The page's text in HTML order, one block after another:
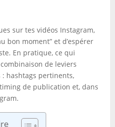
sur tes vidéos Instagram,
bon moment” et d’espérer
En pratique, ce qui
de leviers
hashtags pertinents,
de publication et, dans